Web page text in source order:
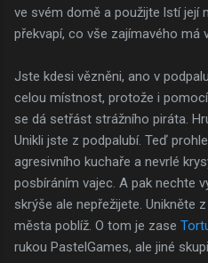
ve svém domě a použijte lstí její
překvapí, co vše zajímavého má
Jste kdesi vězněni, ano v
celou místnost, protože i
se dá setřást strážního piráta.
Unikli jste z podpalubí. Teď
agresivního kuchaře a nevrlé
posbíráním vajec. A pak nechte
skrýše ale nepřežijete. Unikněte
města poblíž. O tom je zase
rukou PastelGames, ale jiné